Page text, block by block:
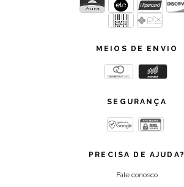
MEIOS DE ENVIO
SEGURANÇA
PRECISA DE AJUDA?
Fale conosco